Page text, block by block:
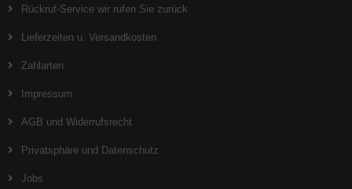
Rückruf-Service wir rufen Sie zurück
Lieferzeiten u. Versandkosten
Zahlarten
Impressum
AGB und Widerrufsrecht
Privatsphäre und Datenschutz
Jobs